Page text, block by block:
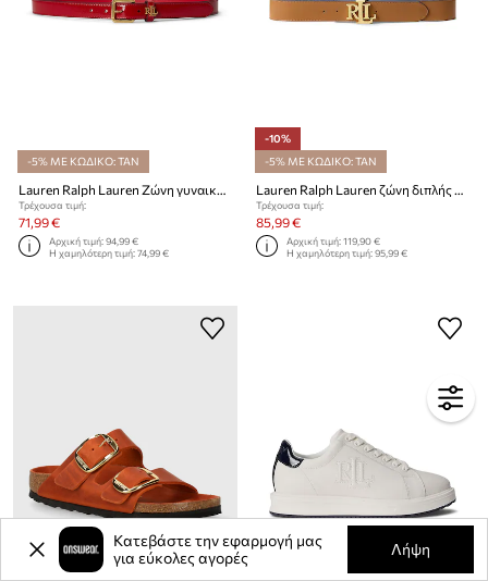
-5% ΜΕ ΚΩΔΙΚΟ: TAN
Lauren Ralph Lauren Ζώνη γυναικεία δερμάτινη
Τρέχουσα τιμή:
71,99 €
Αρχική τιμή:94,99 €
Η χαμηλότερη τιμή:74,99 €
-10%
-5% ΜΕ ΚΩΔΙΚΟ: TAN
Lauren Ralph Lauren ζώνη διπλής όψης γυναικεία δερμάτινη
Τρέχουσα τιμή:
85,99 €
Αρχική τιμή:119,90 €
Η χαμηλότερη τιμή:95,99 €
Κατεβάστε την εφαρμογή μας
για εύκολες αγορές
Λήψη